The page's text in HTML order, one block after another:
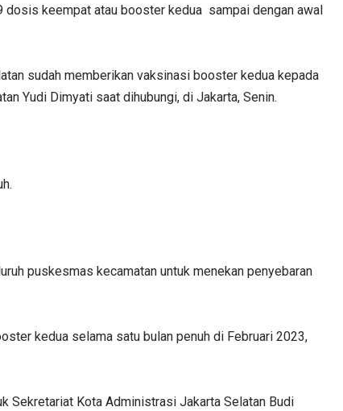
dosis keempat atau booster kedua sampai dengan awal
sudah memberikan vaksinasi booster kedua kepada
Yudi Dimyati saat dihubungi, di Jakarta, Senin.
puskesmas kecamatan untuk menekan penyebaran
kedua selama satu bulan penuh di Februari 2023,
Sekretariat Kota Administrasi Jakarta Selatan Budi